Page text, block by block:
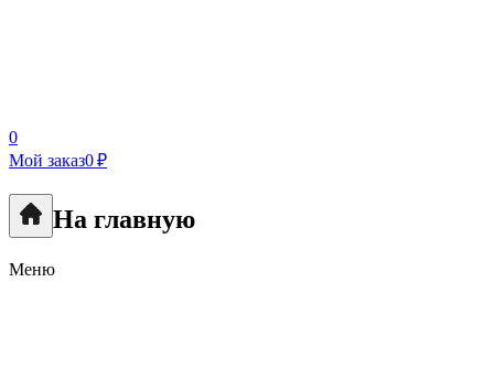
0
Мой заказ0 ₽
На главную
Меню